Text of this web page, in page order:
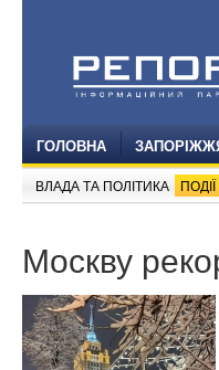
ГОЛОВНА
ВЛАДА ТА ПОЛІТИКА ПОДІЇ
Москву